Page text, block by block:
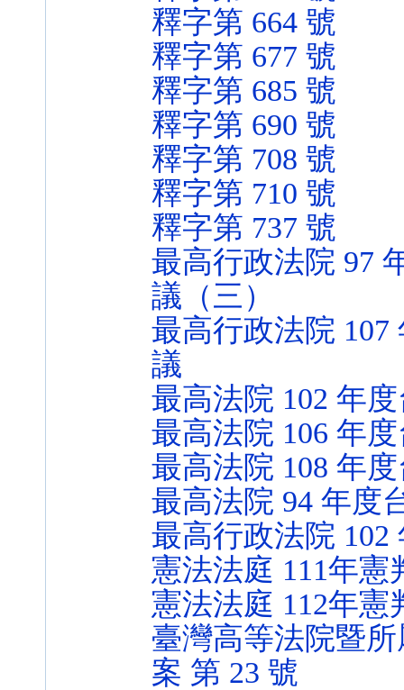
釋字第 664 號
釋字第 677 號
釋字第 685 號
釋字第 690 號
釋字第 708 號
釋字第 710 號
釋字第 737 號
最高行政法院 97
議（三）
最高行政法院 107
議
最高法院 102 年
最高法院 106 年
最高法院 108 年
最高法院 94 年度
最高行政法院 102
憲法法庭 111年憲
憲法法庭 112年憲
臺灣高等法院暨
案 第 23 號